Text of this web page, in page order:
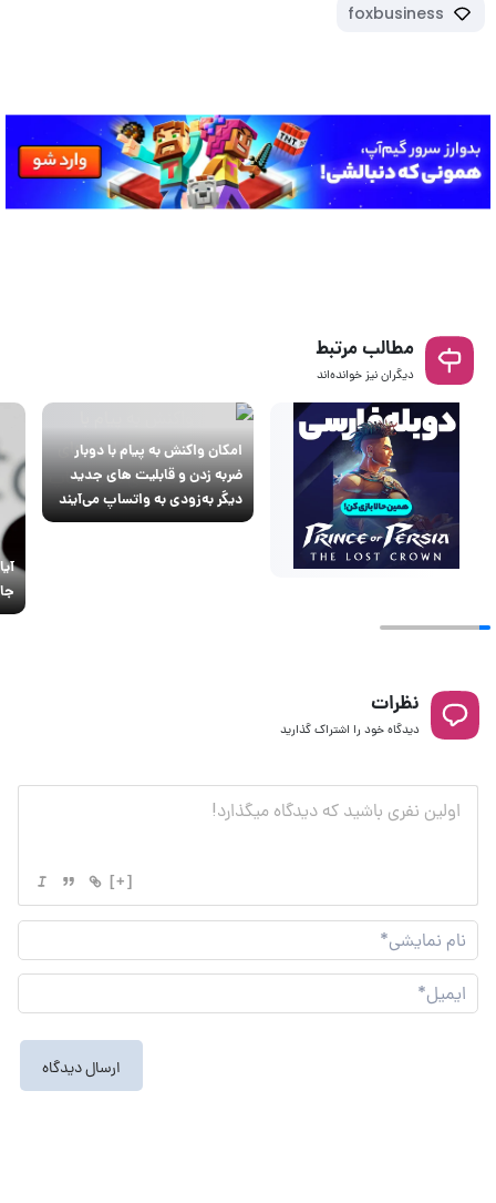
foxbusiness
مطالب مرتبط
دیگران نیز خوانده‌اند
امکان واکنش به پیام با دوبار
ضربه زدن و قابلیت های جدید
دیگر به‌زودی به واتساپ می‌آیند
نظرات
دیدگاه خود را اشتراک گذارید
[+]
نام